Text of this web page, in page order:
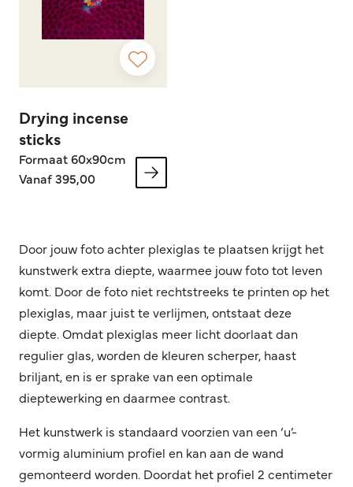
Drying incense
sticks
Formaat 60x90cm
Vanaf 395,00
Door jouw foto achter plexiglas te plaatsen krijgt het
kunstwerk extra diepte, waarmee jouw foto tot leven
komt. Door de foto niet rechtstreeks te printen op het
plexiglas, maar juist te verlijmen, ontstaat deze
diepte. Omdat plexiglas meer licht doorlaat dan
regulier glas, worden de kleuren scherper, haast
briljant, en is er sprake van een optimale
dieptewerking en daarmee contrast.
Het kunstwerk is standaard voorzien van een ‘u’-
vormig aluminium profiel en kan aan de wand
gemonteerd worden. Doordat het profiel 2 centimeter